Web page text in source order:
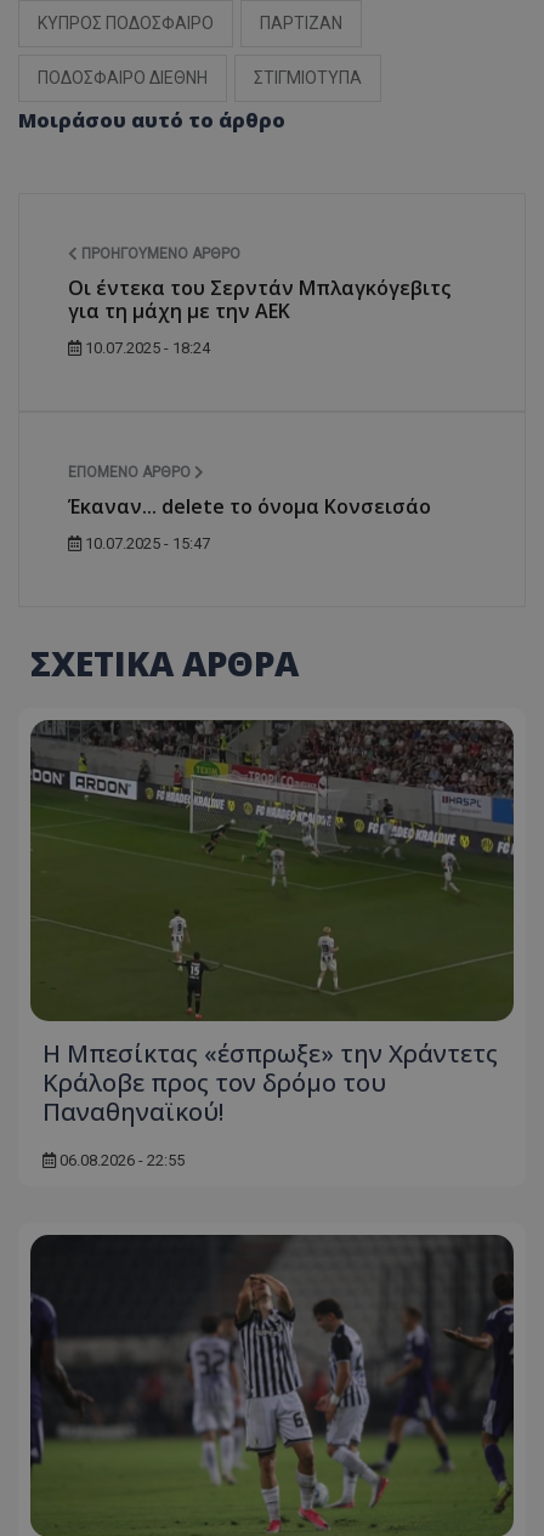
ΚΥΠΡΟΣ ΠΟΔΟΣΦΑΙΡΟ ΠΑΡΤΙΖΑΝ
ΠΟΔΟΣΦΑΙΡΟ ΔΙΕΘΝΗ ΣΤΙΓΜΙΟΤΥΠΑ
Μοιράσου αυτό το άρθρο
ΠΡΟΗΓΟΎΜΕΝΟ ΆΡΘΡΟ
Οι έντεκα του Σερντάν Μπλαγκόγεβιτς
για τη μάχη με την ΑΕΚ
10.07.2025 - 18:24
ΕΠΌΜΕΝΟ ΆΡΘΡΟ
Έκαναν... delete το όνομα Κονσεισάο
10.07.2025 - 15:47
ΣΧΕΤΙΚΑ ΑΡΘΡΑ
Η Μπεσίκτας «έσπρωξε» την Χράντετς
Κράλοβε προς τον δρόμο του
Παναθηναϊκού!
06.08.2026 - 22:55